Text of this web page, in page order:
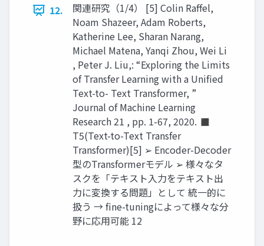
12.
関連研究（1/4） [5] Colin Raﬀel,
Noam Shazeer, Adam Roberts,
Katherine Lee, Sharan Narang,
Michael Matena, Yanqi Zhou, Wei Li
, Peter J. Liu,: “Exploring the Limits
of Transfer Learning with a Unified
Text-to- Text Transformer, ”
Journal of Machine Learning
Research 21 , pp. 1-67, 2020. ◼
T5(Text-to-Text Transfer
Transformer)[5] ➢ Encoder-Decoder
型のTransformerモデル ➢ 様々なタ
スクを「テキスト入力をテキスト出
力に変換する問題」として 統一的に
扱う → fine-tuningによって様々な分
野に応用可能 12